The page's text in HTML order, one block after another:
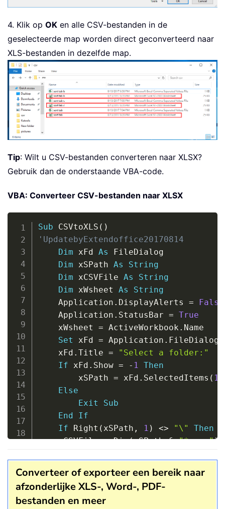
4. Klik op OK en alle CSV-bestanden in de
geselecteerde map worden direct geconverteerd naar
XLS-bestanden in dezelfde map.
Tip: Wilt u CSV-bestanden converteren naar XLSX?
Gebruik dan de onderstaande VBA-code.
VBA: Converteer CSV-bestanden naar XLSX
Sub CSVtoXLS ( )
'UpdatebyExtendoffice20170814
Dim xFd As FileDialog
Dim xSPath As
String
Dim xCSVFile As
String
Dim xWsheet As
String
    Application
. DisplayAlerts =
False
    Application
. StatusBar = True
    xWsheet
= ActiveWorkbook . Name
Set xFd = Application . FileDialog
    xFd
. Title =
"Select a folder:"
If xFd . Show = - 1
Then
        xSPath
= xFd . SelectedItems ( 1
Else
Exit
Sub
End
If
If Right ( xSPath , 1 ) <> "\" Then
    xCSVFile
= Dir(xSPath & "*.csv")
        Workbooks
. Open Filename:=
        ActiveWorkbook
.SaveAs Replace
        ActiveWorkbook
Converteer of exporteer een bereik naar
afzonderlijke XLS-, Word-, PDF-
bestanden en meer